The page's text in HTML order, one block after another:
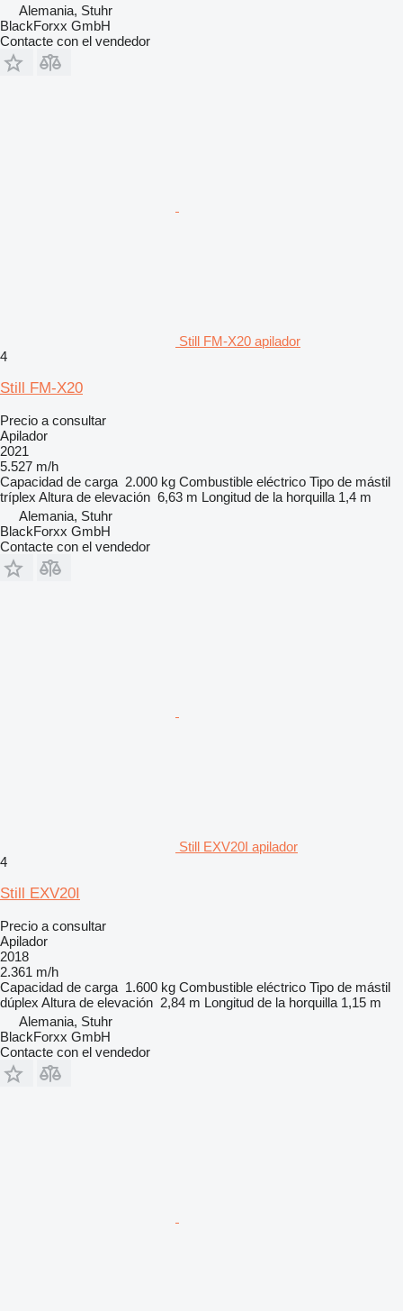
Alemania, Stuhr
BlackForxx GmbH
Contacte con el vendedor
Still FM-X20 apilador
4
Still FM-X20
Precio a consultar
Apilador
2021
5.527 m/h
Capacidad de carga 2.000 kg Combustible eléctrico Tipo de mástil
tríplex Altura de elevación 6,63 m Longitud de la horquilla 1,4 m
Alemania, Stuhr
BlackForxx GmbH
Contacte con el vendedor
Still EXV20I apilador
4
Still EXV20I
Precio a consultar
Apilador
2018
2.361 m/h
Capacidad de carga 1.600 kg Combustible eléctrico Tipo de mástil
dúplex Altura de elevación 2,84 m Longitud de la horquilla 1,15 m
Alemania, Stuhr
BlackForxx GmbH
Contacte con el vendedor